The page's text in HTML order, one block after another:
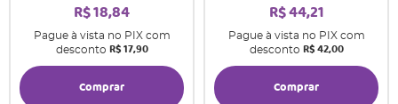
R$ 18,84
Pague à vista no PIX com
desconto R$ 17,90
Comprar
R$ 44,21
Pague à vista no PIX com
desconto R$ 42,00
Comprar